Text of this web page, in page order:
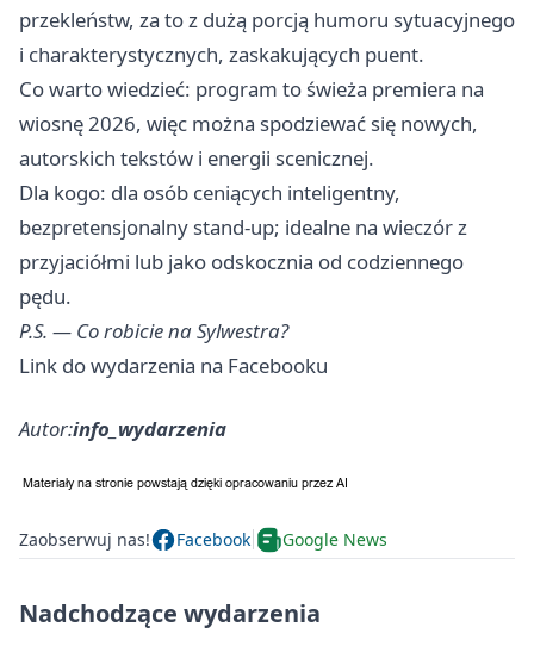
przekleństw, za to z dużą porcją humoru sytuacyjnego
i charakterystycznych, zaskakujących puent.
Co warto wiedzieć: program to świeża premiera na
wiosnę 2026, więc można spodziewać się nowych,
autorskich tekstów i energii scenicznej.
Dla kogo: dla osób ceniących inteligentny,
bezpretensjonalny stand-up; idealne na wieczór z
przyjaciółmi lub jako odskocznia od codziennego
pędu.
P.S. — Co robicie na Sylwestra?
Link do wydarzenia na Facebooku
Autor:info_wydarzenia
Zaobserwuj nas! Facebook Google News
Nadchodzące wydarzenia